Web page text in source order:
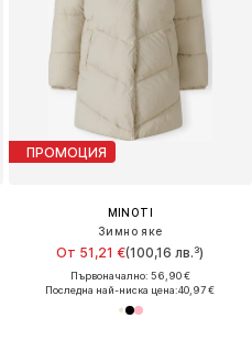
ПРОМОЦИЯ
MINOTI
Зимно яке
От 51,21 €(100,16 лв.³)
Първоначално: 56,90 €
Последна най-ниска цена:40,97 €